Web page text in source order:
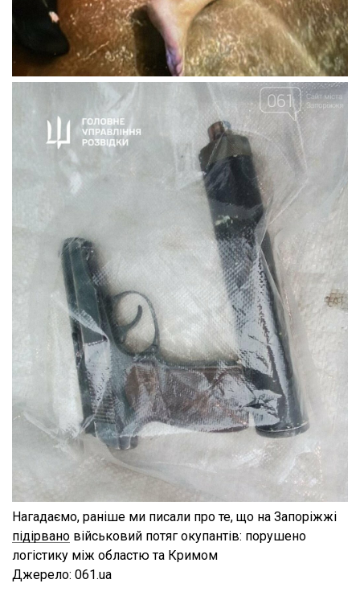
Нагадаємо, раніше ми писали про те, що на Запоріжжі
підірвано військовий потяг окупантів: порушено
логістику між областю та Кримом
Джерело: 061.ua